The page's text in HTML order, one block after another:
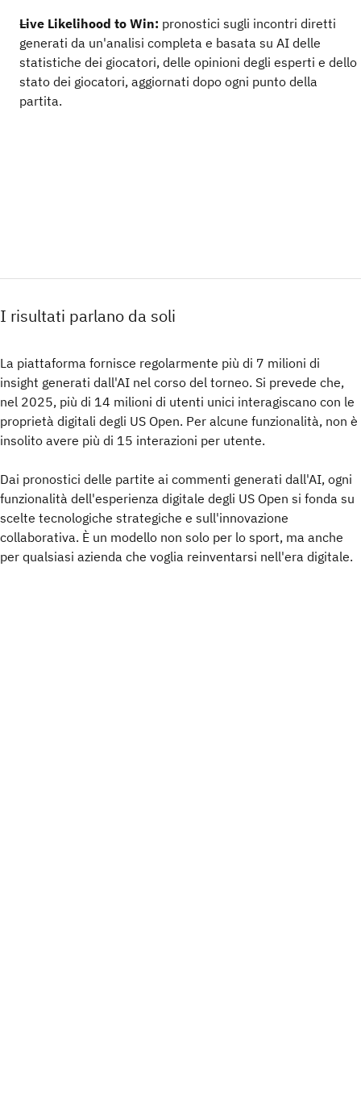
Live Likelihood to Win: pronostici sugli incontri diretti
generati da un'analisi completa e basata su AI delle
statistiche dei giocatori, delle opinioni degli esperti e dello
stato dei giocatori, aggiornati dopo ogni punto della
partita.
I risultati parlano da soli
La piattaforma fornisce regolarmente più di 7 milioni di
insight generati dall'AI nel corso del torneo. Si prevede che,
nel 2025, più di 14 milioni di utenti unici interagiscano con le
proprietà digitali degli US Open. Per alcune funzionalità, non è
insolito avere più di 15 interazioni per utente.
Dai pronostici delle partite ai commenti generati dall'AI, ogni
funzionalità dell'esperienza digitale degli US Open si fonda su
scelte tecnologiche strategiche e sull'innovazione
collaborativa. È un modello non solo per lo sport, ma anche
per qualsiasi azienda che voglia reinventarsi nell'era digitale.